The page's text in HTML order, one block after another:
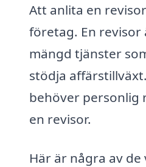
Att anlita en
företag. En revisor
mängd tjänster
stödja
behöver personlig
en revisor.
Här är några av